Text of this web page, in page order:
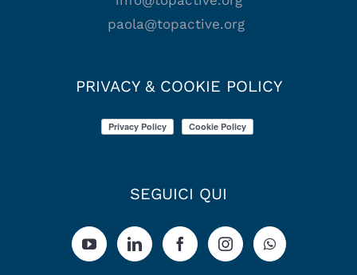
paola@topactive.org
PRIVACY & COOKIE POLICY
SEGUICI QUI